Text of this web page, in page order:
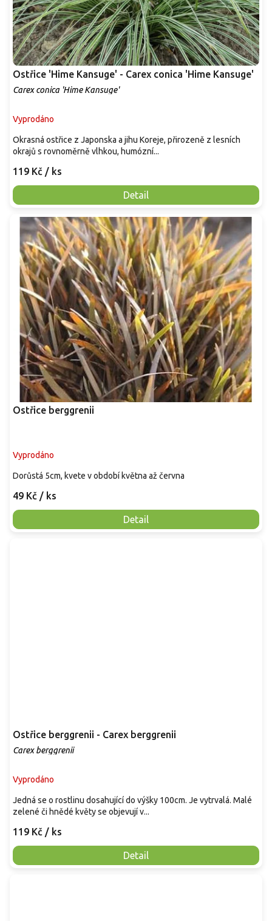
Ostřice 'Hime Kansuge' - Carex conica 'Hime Kansuge'
Carex conica 'Hime Kansuge'
Vyprodáno
119 Kč / ks
Detail
Okrasná ostřice z Japonska a jihu Koreje, přirozeně z lesních
okrajů s rovnoměrně vlhkou, humózní...
Ostřice berggrenii
Vyprodáno
49 Kč / ks
Detail
Dorůstá 5cm, kvete v období května až června
Ostřice berggrenii - Carex berggrenii
Carex berggrenii
Vyprodáno
119 Kč / ks
Detail
Jedná se o rostlinu dosahující do výšky 100cm. Je vytrvalá. Malé
zelené či hnědé květy se objevují v...